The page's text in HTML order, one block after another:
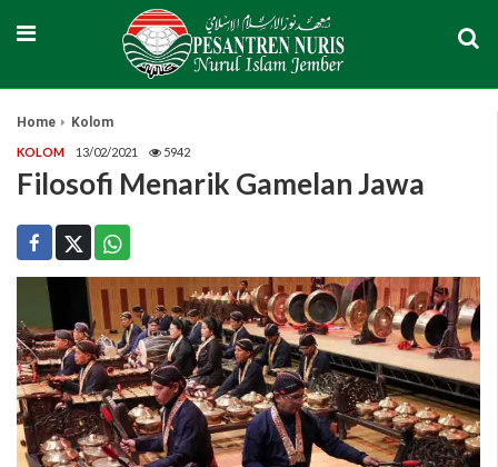
Home Kolom
KOLOM 13/02/2021 5942
Filosofi Menarik Gamelan Jawa